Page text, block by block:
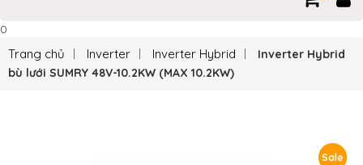
0
Trang chủ Inverter Inverter Hybrid
Inverter Hybrid
bù lưới SUMRY 48V-10.2KW (MAX 10.2KW)
Sale